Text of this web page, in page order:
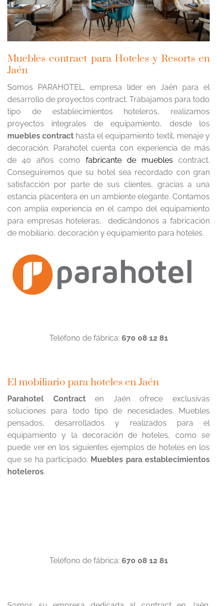
Muebles contract para Hoteles y Resorts en
Jaén
Somos PARAHOTEL, empresa líder en Jaén para el
desarrollo de proyectos contract. Trabajamos para todo
tipo de establecimientos hoteleros, realizamos
proyectos integrales de equipamiento, desde los
muebles contract hasta el equipamiento textil, menaje y
decoración. Parahotel cuenta con experiencia de más
de 40 años como fabricante de muebles contract.
Conseguiremos que su hotel sea recordado con gran
satisfacción por parte de sus clientes, gracias a una
estancia placentera en un ambiente elegante. Contamos
con amplia experiencia en el campo del equipamiento
para empresas hoteleras, dedicándonos a fabricación
de mobiliario, decoración y equipamiento para hoteles.
Teléfono de fábrica: 670 08 12 81
El mobiliario para hoteles en Jaén
Parahotel Contracten Jaén ofrece exclusivas
soluciones para todo tipo de necesidades. Muebles
pensados, desarrollados y realizados para el
equipamiento y la decoración de hoteles, como se
puede ver en los siguientes ejemplos de hoteles en los
que se ha participado. Muebles para establecimientos
hoteleros.
Teléfono de fábrica: 670 08 12 81